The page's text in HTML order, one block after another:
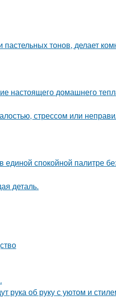
тонов, делает
настоящего домашнего
стрессом или
спокойной палитре
деталь.
рука об руку с уютом и